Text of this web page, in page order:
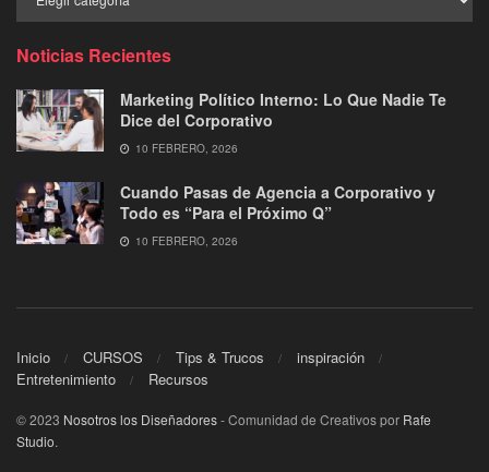
por
Noticias Recientes
Marketing Político Interno: Lo Que Nadie Te
Dice del Corporativo
10 FEBRERO, 2026
Cuando Pasas de Agencia a Corporativo y
Todo es “Para el Próximo Q”
10 FEBRERO, 2026
Inicio CURSOS Tips & Trucos
inspiración
Entretenimiento
Recursos
© 2023 Nosotros los Diseñadores- Comunidad de Creativos por Rafe
Studio.